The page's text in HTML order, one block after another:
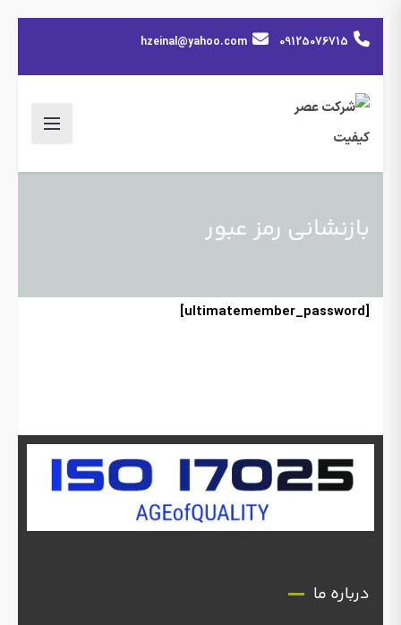
09125076715
hzeinal@yahoo.com
بازنشانی رمز عبور
[ultimatemember_password]
درباره ما